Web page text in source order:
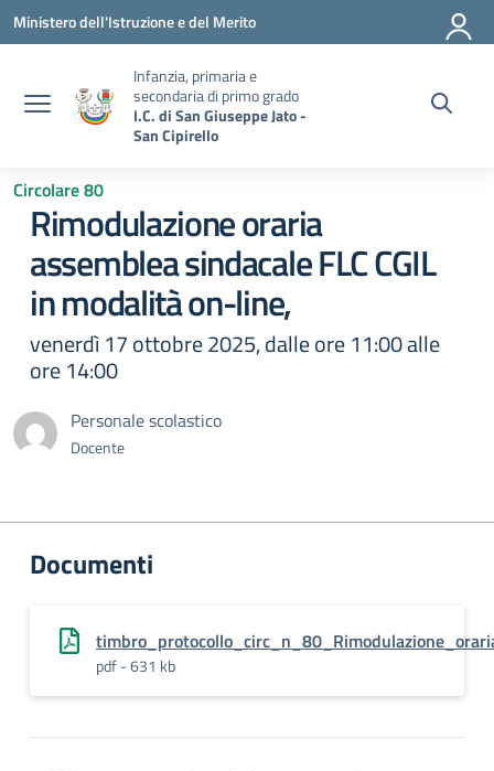
Vai ai contenuti
Vai al menu di navigazione
Vai al footer
Ministero dell'Istruzione e del Merito
Infanzia, primaria e
secondaria di primo grado
I.C. di San Giuseppe Jato -
San Cipirello
Circolare 80
Rimodulazione oraria
assemblea sindacale FLC CGIL
in modalità on-line,
venerdì 17 ottobre 2025, dalle ore 11:00 alle
ore 14:00
Personale scolastico
Docente
Documenti
pdf - 631 kb